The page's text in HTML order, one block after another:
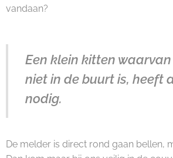
vandaan?
Een klein kitten
niet in de buurt is, heeft
nodig.
De melder is direct rond gaan bellen,